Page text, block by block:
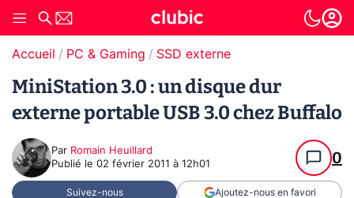
Accueil PC & Gaming SSD externe
MiniStation 3.0 : un disque dur
externe portable USB 3.0 chez Buffalo
Par Romain Heuillard
Publié le 02 février 2011 à 12h01 0
Suivez-nous Ajoutez-nous en favori